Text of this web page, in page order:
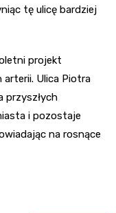
tę ulicę bardziej
projekt
Ulica Piotra
przyszłych
i pozostaje
na rosnące